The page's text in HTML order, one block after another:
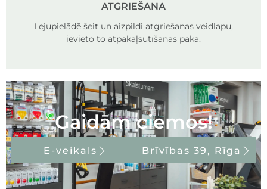
ATGRIEŠANA
Lejupielādē šeit un aizpildi atgriešanas veidlapu,
ievieto to atpakaļsūtīšanas pakā.
Gaidām ciemos!
E-veikals Brīvības 39, Rīga